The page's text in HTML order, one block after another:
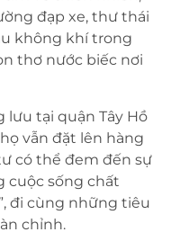
đạp xe, thư thái
không khí trong
thơ nước biếc nơi
lưu tại quận Tây Hồ
vẫn đặt lên hàng
có thể đem đến sự
cuộc sống chất
đi cùng những tiêu
chỉnh.